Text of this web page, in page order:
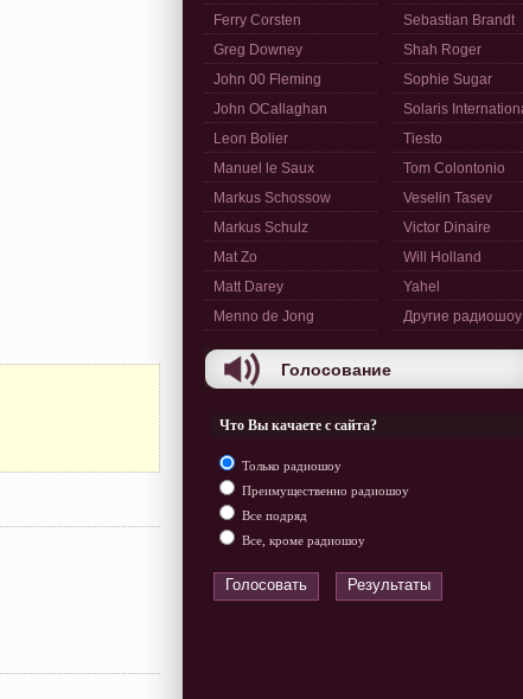
Ferry Corsten
Greg Downey
John 00 Fleming
John OCallaghan
Leon Bolier
Manuel le Saux
Markus Schossow
Markus Schulz
Mat Zo
Matt Darey
Menno de Jong
Sebastian Brandt
Shah Roger
Sophie Sugar
Solaris
Tiesto
Tom Colontonio
Veselin Tasev
Victor Dinaire
Will Holland
Yahel
Другие радиошоу
Голосование
Что Вы качаете с сайта?
Только радиошоу
Преимущественно радиошоу
Все подряд
Все, кроме радиошоу
Голосовать Результаты